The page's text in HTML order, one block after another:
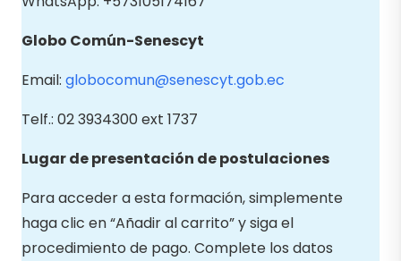
Globo Común-Senescyt
Email: globocomun@senescyt.gob.ec
Telf.: 02 3934300 ext 1737
Lugar de presentación de postulaciones
Para acceder a esta formación, simplemente
haga clic en “Añadir al carrito” y siga el
procedimiento de pago. Complete los datos